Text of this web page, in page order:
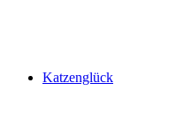
Katzenglück